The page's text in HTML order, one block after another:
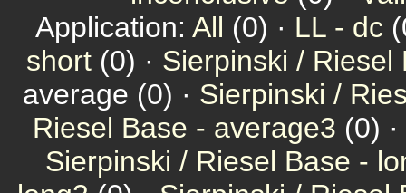
Application: All (0) · LL - dc
short (0) · Sierpinski / Riesel
average (0) · Sierpinski /
Riesel Base - average3 (0) ·
Sierpinski / Riesel Base -